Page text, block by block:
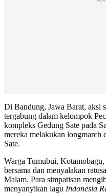
Di Bandung, Jawa Barat, aksi
tergabung dalam kelompok
kompleks Gedung Sate pada
mereka melakukan longmarch
Sate.
Warga Tumubui,
bersama dan menyalakan
Malam. Para simpatisan
menyanyikan lagu Indonesia